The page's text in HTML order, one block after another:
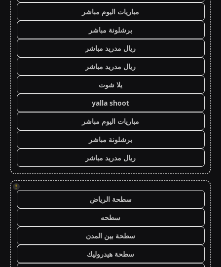
مباريات اليوم مباشر
برشلونة مباشر
ريال مدريد مباشر
ريال مدريد مباشر
يلا شوت
yalla shoot
مباريات اليوم مباشر
برشلونة مباشر
ريال مدريد مباشر
!
سطحة الرياض
سطحه
سطحة بين المدن
سطحة هيدروليك